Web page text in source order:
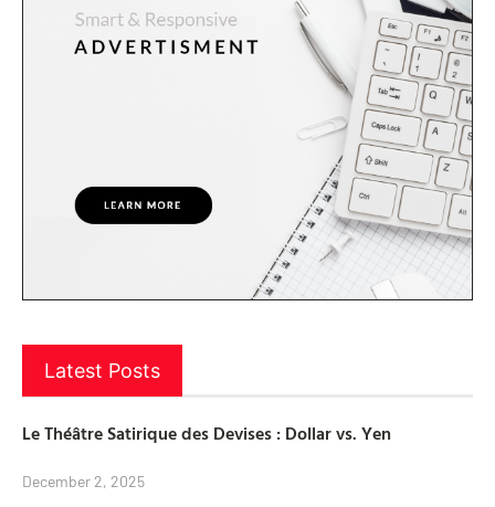
Latest Posts
Le Théâtre Satirique des Devises : Dollar vs. Yen
December 2, 2025